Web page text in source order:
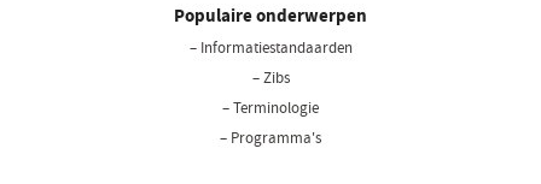
Populaire onderwerpen
– Informatiestandaarden
– Zibs
– Terminologie
– Programma's